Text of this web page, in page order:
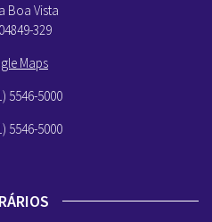
Boa Vista
329
Maps
5546-5000
5546-5000